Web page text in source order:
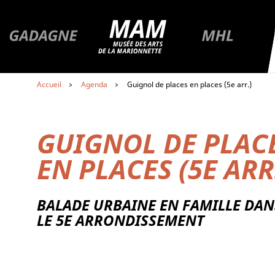
Aller au contenu
Aller au premier menu de navigation
Aller à la page du musée Gadagne
Aller à la page du musée
Aller à la
Accueil Agenda Guignol de places en places (5e arr.)
GUIGNOL DE
EN PLACES (5E
BALADE URBAINE EN FAMILLE
LE 5E ARRONDISSEMENT